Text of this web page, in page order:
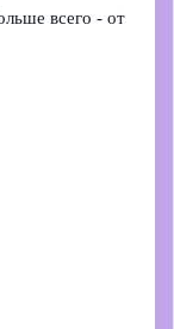
всего - от